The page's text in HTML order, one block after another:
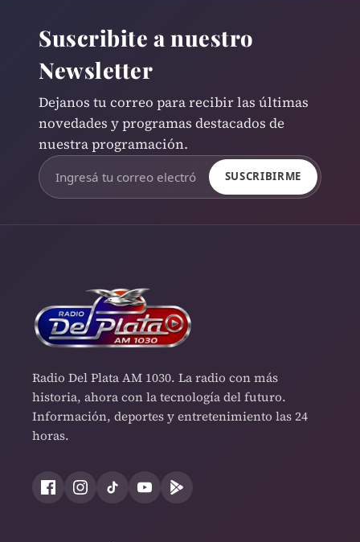
Suscribite a nuestro
Newsletter
Dejanos tu correo para recibir las últimas
novedades y programas destacados de
nuestra programación.
SUSCRIBIRME
Radio Del Plata AM 1030. La radio con más
historia, ahora con la tecnología del futuro.
Información, deportes y entretenimiento las 24
horas.